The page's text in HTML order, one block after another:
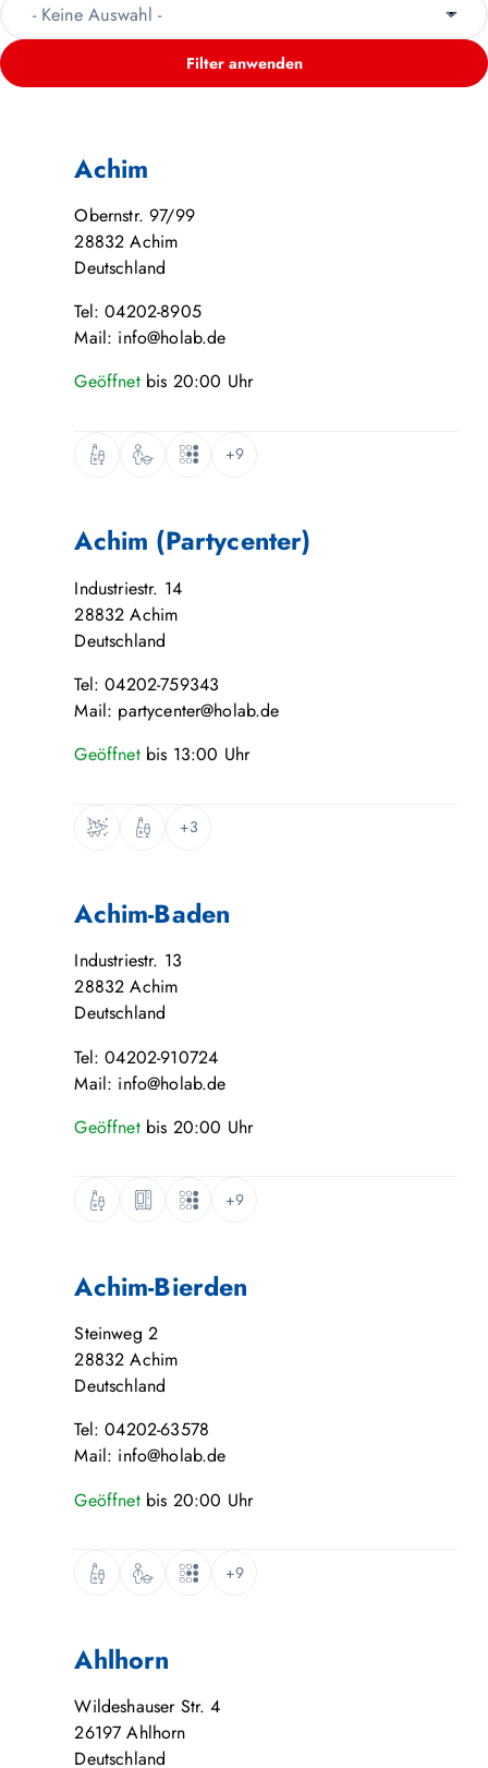
Filter anwenden
Achim
Obernstr. 97/99
28832 Achim
Deutschland
Tel: 04202-8905
Mail: info@holab.de
Geöffnet bis 20:00 Uhr
+9
Achim (Partycenter)
Industriestr. 14
28832 Achim
Deutschland
Tel: 04202-759343
Mail: partycenter@holab.de
Geöffnet bis 13:00 Uhr
+3
Achim-Baden
Industriestr. 13
28832 Achim
Deutschland
Tel: 04202-910724
Mail: info@holab.de
Geöffnet bis 20:00 Uhr
+9
Achim-Bierden
Steinweg 2
28832 Achim
Deutschland
Tel: 04202-63578
Mail: info@holab.de
Geöffnet bis 20:00 Uhr
+9
Ahlhorn
Wildeshauser Str. 4
26197 Ahlhorn
Deutschland